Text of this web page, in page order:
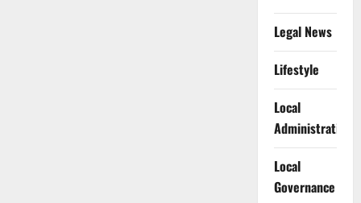
Legal News
Lifestyle
Local
Administration
Local
Governance